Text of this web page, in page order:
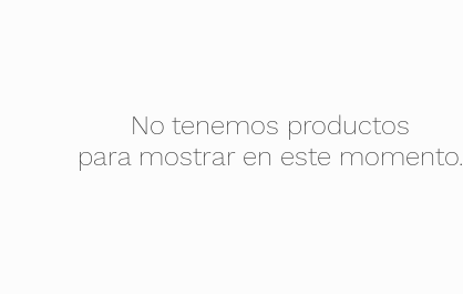
No tenemos productos
para mostrar en este momento.